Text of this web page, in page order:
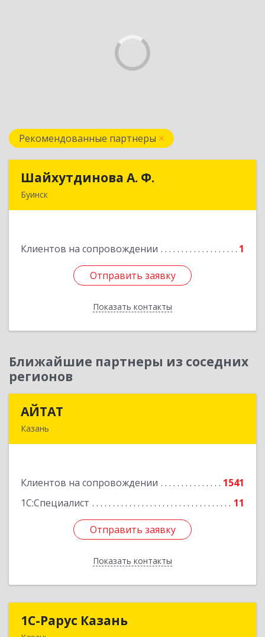
Рекомендованные партнеры
Шайхутдинова А. Ф.
Буинск
Клиентов на сопровождении 1
Отправить заявку
Показать контакты
Шайхутдинова А. Ф.
Отправить заявку
Назад
Ближайшие партнеры из соседних
регионов
АЙТАТ
Казань
Клиентов на сопровождении
1541
1С:Специалист
11
Отправить заявку
Показать контакты
Подробнее
Отправить заявку
Назад
1С-Рарус Казань